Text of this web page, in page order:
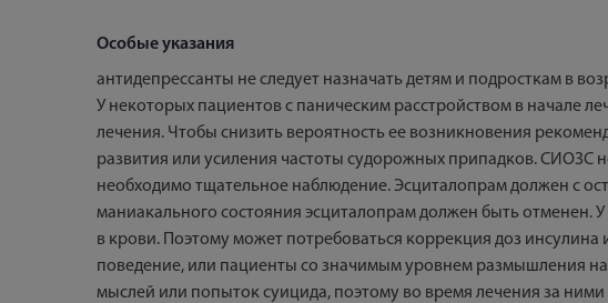
Особые указания
антидепрессанты не следует назначать детям и подросткам в
У некоторых пациентов с паническим расстройством в начале
лечения. Чтобы снизить вероятность ее возникновения
развития или усиления частоты судорожных припадков. СИОЗС
необходимо тщательное наблюдение. Эсциталопрам должен с
маниакального состояния эсциталопрам должен быть
в крови. Поэтому может потребоваться коррекция доз
поведение, или пациенты со значимым уровнем размышления
мыслей или попыток суицида, поэтому во время лечения за